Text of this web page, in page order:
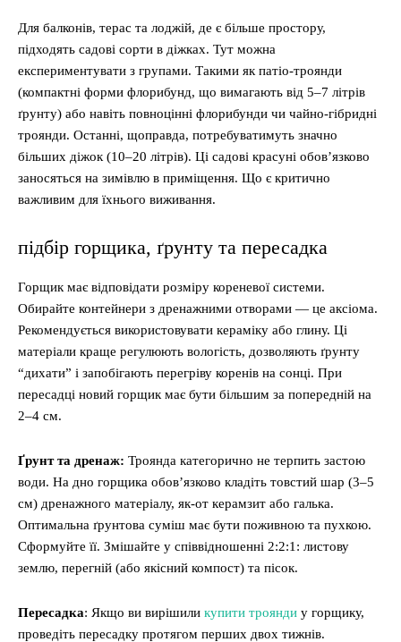
Для балконів, терас та лоджій, де є більше простору,
підходять садові сорти в діжках. Тут можна
експериментувати з групами. Такими як патіо-троянди
(компактні форми флорибунд, що вимагають від 5–7 літрів
ґрунту) або навіть повноцінні флорибунди чи чайно-гібридні
троянди. Останні, щоправда, потребуватимуть значно
більших діжок (10–20 літрів). Ці садові красуні обов’язково
заносяться на зимівлю в приміщення. Що є критично
важливим для їхнього виживання.
підбір горщика, ґрунту та пересадка
Горщик має відповідати розміру кореневої системи.
Обирайте контейнери з дренажними отворами — це аксіома.
Рекомендується використовувати кераміку або глину. Ці
матеріали краще регулюють вологість, дозволяють ґрунту
“дихати” і запобігають перегріву коренів на сонці. При
пересадці новий горщик має бути більшим за попередній на
2–4 см.
Ґрунт та дренаж: Троянда категорично не терпить застою
води. На дно горщика обов’язково кладіть товстий шар (3–5
см) дренажного матеріалу, як-от керамзит або галька.
Оптимальна ґрунтова суміш має бути поживною та пухкою.
Сформуйте її. Змішайте у співвідношенні 2:2:1: листову
землю, перегній (або якісний компост) та пісок.
Пересадка: Якщо ви вирішили купити троянди у горщику,
проведіть пересадку протягом перших двох тижнів.